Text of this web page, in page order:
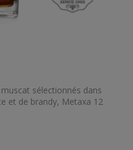
sélectionnés dans
et de brandy, Metaxa 12
et de notes